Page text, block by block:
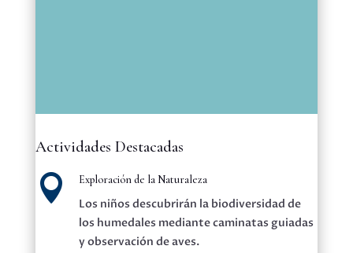
Actividades Destacadas
 Exploración de la Naturaleza
Los niños descubrirán la biodiversidad de
los humedales mediante caminatas guiadas
y observación de aves.